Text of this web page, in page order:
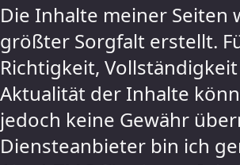
Die Inhalte meiner Seiten
größter Sorgfalt erstellt.
Richtigkeit,
Aktualität der Inhalte
jedoch keine Gewähr
Diensteanbieter bin ich